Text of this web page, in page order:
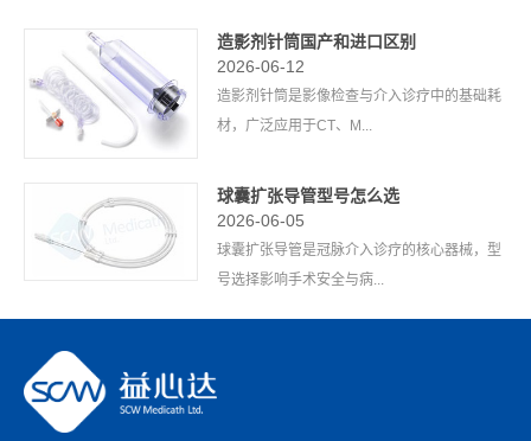
造影剂针筒国产和进口区别
2026-06-12
造影剂针筒是影像检查与介入诊疗中的基础耗
材，广泛应用于CT、M...
球囊扩张导管型号怎么选
2026-06-05
球囊扩张导管是冠脉介入诊疗的核心器械，型
号选择影响手术安全与病...